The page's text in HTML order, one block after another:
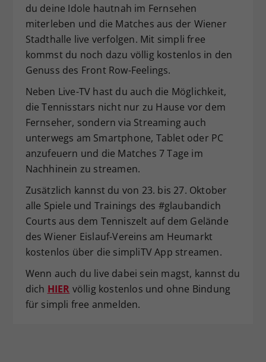
du deine Idole hautnah im Fernsehen
miterleben und die Matches aus der Wiener
Stadthalle live verfolgen. Mit simpli free
kommst du noch dazu völlig kostenlos in den
Genuss des Front Row-Feelings.
Neben Live-TV hast du auch die Möglichkeit,
die Tennisstars nicht nur zu Hause vor dem
Fernseher, sondern via Streaming auch
unterwegs am Smartphone, Tablet oder PC
anzufeuern und die Matches 7 Tage im
Nachhinein zu streamen.
Zusätzlich kannst du von 23. bis 27. Oktober
alle Spiele und Trainings des #glaubandich
Courts aus dem Tenniszelt auf dem Gelände
des Wiener Eislauf-Vereins am Heumarkt
kostenlos über die simpliTV App streamen.
Wenn auch du live dabei sein magst, kannst du
dich HIER völlig kostenlos und ohne Bindung
für simpli free anmelden.
Zweck
Dieser Wert speichert Ihre Consent-
Einstellungen. Unter anderem eine
zufällig generierte ID, für die
historische Speicherung Ihrer
vorgenommen Einstellungen, falls der
Webseiten-Betreiber dies eingestellt
hat.